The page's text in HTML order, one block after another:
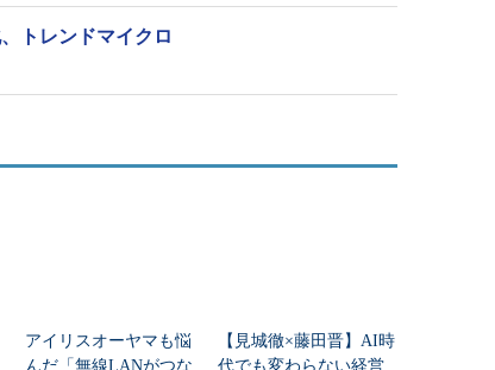
トレンドマイクロ
アイリスオーヤマも悩
んだ「無線LANがつな
【見城徹×藤田晋】AI時
代でも変わらない経営